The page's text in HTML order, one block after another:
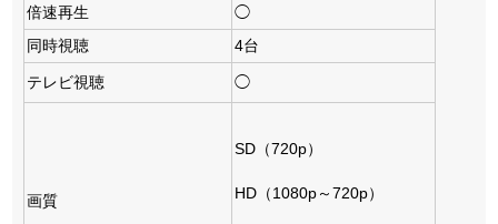
倍速再生
◯
同時視聴
4台
テレビ視聴 ◯
画質
SD（720p）
HD（1080p～720p）